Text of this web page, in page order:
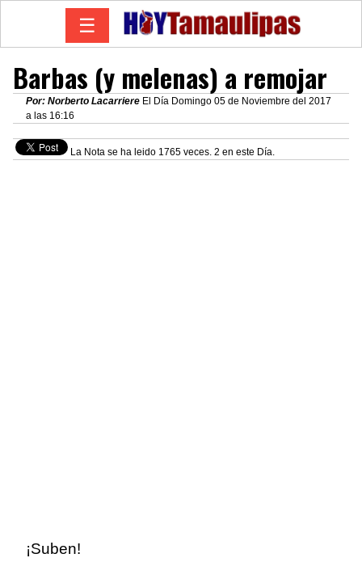
☰
Barbas (y melenas) a remojar
Por: Norberto Lacarriere El Día Domingo 05 de Noviembre del 2017
a las 16:16
La Nota se ha leido 1765 veces. 2 en este Día.
¡Suben!